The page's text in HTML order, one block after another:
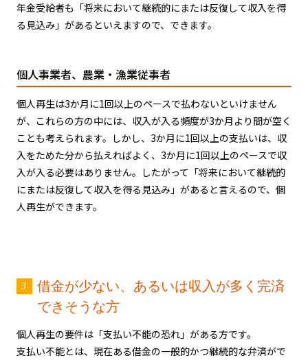
年金受給者も「将来において継続的にまたは反復して収入を得
る見込み」があるといえますので、できます。
個人事業者、農業・漁業従事者
個人再生は3か月に1回以上のペースで払わないといけません
が、これらの方の中には、収入が入る頻度が3か月より間が空く
ことも考えられます。しかし、3か月に1回以上の支払いは、収
入をためた分から払えればよく、3か月に1回以上のペースで収
入が入る必要はありません。したがって「将来において継続的
にまたは反復して収入を得る見込み」があると言えるので、個
人再生ができます。
借金が少ない、あるいは収入が多く完済
できそうな方
個人再生の要件は「支払い不能の恐れ」がある方です。
支払い不能とは、現在ある借金の一般的かつ継続的な弁済がで